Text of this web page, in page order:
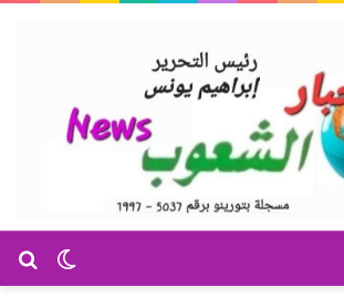
الوضع